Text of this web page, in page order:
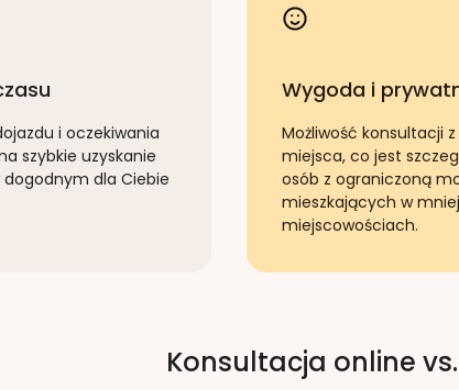
i oczekiwania
szybkie uzyskanie
dla Ciebie
Wygoda i
Możliwość konsultacji
miejsca, co jest
osób z ograniczoną
mieszkających w
miejscowościach.
Konsultacja online